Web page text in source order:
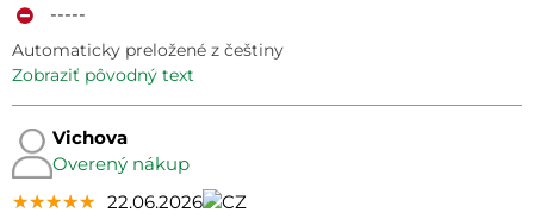
-----
Automaticky preložené z češtiny
zobraziť pôvodný text
Vichova
Overený nákup
★★★★★
★★★★★
★★★★★ 22.06.2026